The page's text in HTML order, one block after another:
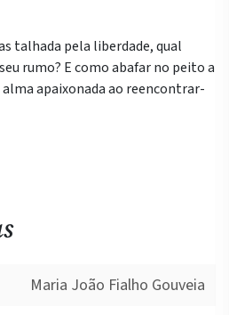
talhada pela liberdade, qual
rumo? E como abafar no peito a
apaixonada ao reencontrar-
Maria João Fialho Gouveia